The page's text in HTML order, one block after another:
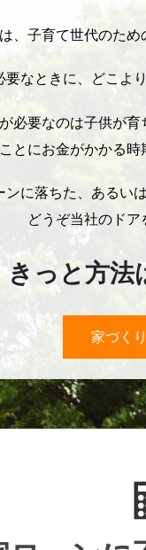
、子育て世代のため
なときに、どこよ
必要なのは子供が育
とにお金がかかる時
ンに落ちた、あるい
どうぞ当社のドア
きっと方法
家づく